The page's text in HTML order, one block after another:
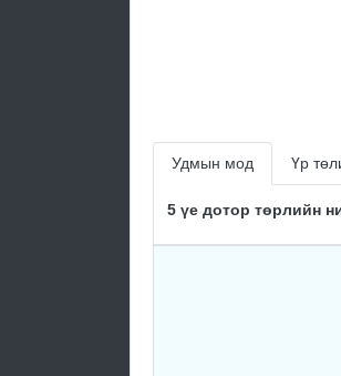
Удмын мод Үр
5 үе дотор төрлийн